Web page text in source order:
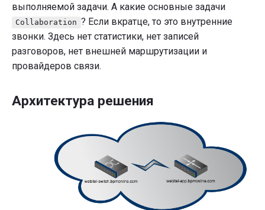
выполняемой задачи. А какие основные задачи
Collaboration ? Если вкратце, то это внутренние
звонки. Здесь нет статистики, нет записей
разговоров, нет внешней маршрутизации и
провайдеров связи.
Архитектура решения